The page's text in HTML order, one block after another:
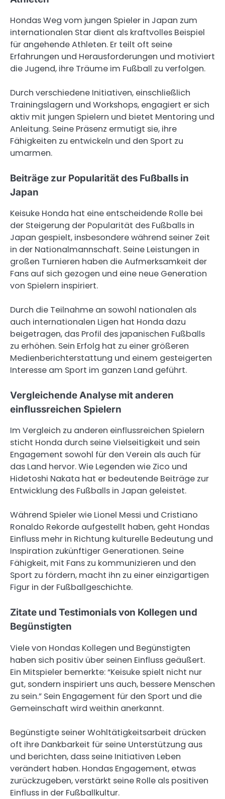
Hondas Weg vom jungen Spieler in Japan zum
internationalen Star dient als kraftvolles Beispiel
für angehende Athleten. Er teilt oft seine
Erfahrungen und Herausforderungen und motiviert
die Jugend, ihre Träume im Fußball zu verfolgen.
Durch verschiedene Initiativen, einschließlich
Trainingslagern und Workshops, engagiert er sich
aktiv mit jungen Spielern und bietet Mentoring und
Anleitung. Seine Präsenz ermutigt sie, ihre
Fähigkeiten zu entwickeln und den Sport zu
umarmen.
Beiträge zur Popularität des Fußballs in
Japan
Keisuke Honda hat eine entscheidende Rolle bei
der Steigerung der Popularität des Fußballs in
Japan gespielt, insbesondere während seiner Zeit
in der Nationalmannschaft. Seine Leistungen in
großen Turnieren haben die Aufmerksamkeit der
Fans auf sich gezogen und eine neue Generation
von Spielern inspiriert.
Durch die Teilnahme an sowohl nationalen als
auch internationalen Ligen hat Honda dazu
beigetragen, das Profil des japanischen Fußballs
zu erhöhen. Sein Erfolg hat zu einer größeren
Medienberichterstattung und einem gesteigerten
Interesse am Sport im ganzen Land geführt.
Vergleichende Analyse mit anderen
einflussreichen Spielern
Im Vergleich zu anderen einflussreichen Spielern
sticht Honda durch seine Vielseitigkeit und sein
Engagement sowohl für den Verein als auch für
das Land hervor. Wie Legenden wie Zico und
Hidetoshi Nakata hat er bedeutende Beiträge zur
Entwicklung des Fußballs in Japan geleistet.
Während Spieler wie Lionel Messi und Cristiano
Ronaldo Rekorde aufgestellt haben, geht Hondas
Einfluss mehr in Richtung kulturelle Bedeutung und
Inspiration zukünftiger Generationen. Seine
Fähigkeit, mit Fans zu kommunizieren und den
Sport zu fördern, macht ihn zu einer einzigartigen
Figur in der Fußballgeschichte.
Zitate und Testimonials von Kollegen und
Begünstigten
Viele von Hondas Kollegen und Begünstigten
haben sich positiv über seinen Einfluss geäußert.
Ein Mitspieler bemerkte: “Keisuke spielt nicht nur
gut, sondern inspiriert uns auch, bessere Menschen
zu sein.” Sein Engagement für den Sport und die
Gemeinschaft wird weithin anerkannt.
Begünstigte seiner Wohltätigkeitsarbeit drücken
oft ihre Dankbarkeit für seine Unterstützung aus
und berichten, dass seine Initiativen Leben
verändert haben. Hondas Engagement, etwas
zurückzugeben, verstärkt seine Rolle als positiven
Einfluss in der Fußballkultur.